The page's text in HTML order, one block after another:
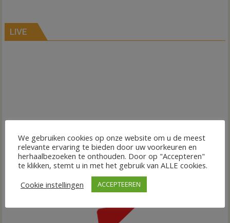
LIVE
We gebruiken cookies op onze website om u de meest
relevante ervaring te bieden door uw voorkeuren en
herhaalbezoeken te onthouden. Door op "Accepteren"
te klikken, stemt u in met het gebruik van ALLE cookies.
Cookie instellingen
ACCEPTEEREN